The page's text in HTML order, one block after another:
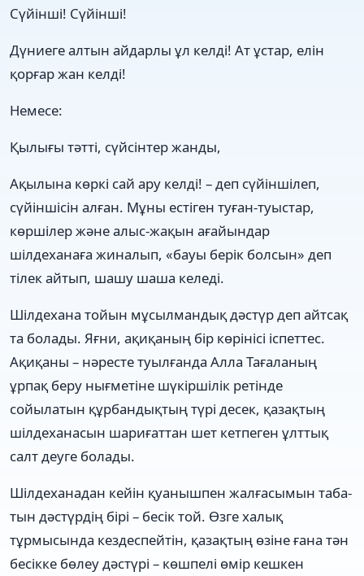
Сүйінші! Сүйінші!
Дүниеге алтын айдарлы ұл келді! Ат ұстар, елін
қорғар жан келді!
Немесе:
Қылығы тәтті, сүйсінтер жанды,
Ақылына көркі сай ару келді! – деп сүйіншілеп,
сүйіншісін алған. Мұны естіген туған-туыстар,
көршілер және алыс-жақын ағайындар
шілдеханаға жиналып, «бауы берік болсын» деп
тілек айтып, шашу шаша келеді.
Шілдехана тойын мұсылмандық дәстүр деп айтсақ
та болады. Яғни, ақиқаның бір көрінісі іспеттес.
Ақиқаны – нәресте туылғанда Алла Тағаланың
ұрпақ беру нығметіне шүкіршілік ретінде
сойылатын құрбандықтың түрі десек, қазақтың
шілдеханасын шариғаттан шет кетпеген ұлттық
салт деуге болады.
Шілдеханадан кейін қуанышпен жалғасымын таба-
тын дәстүрдің бірі – бесік той. Өзге халық
тұрмысында кездеспейтін, қазақтың өзіне ғана тән
бесікке бөлеу дәстүрі – көшпелі өмір кешкен